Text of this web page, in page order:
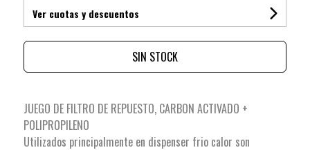
Ver cuotas y descuentos
SIN STOCK
JUEGO DE FILTRO DE REPUESTO, CARBON ACTIVADO +
POLIPROPILENO
Utilizados principalmente en dispenser frio calor son